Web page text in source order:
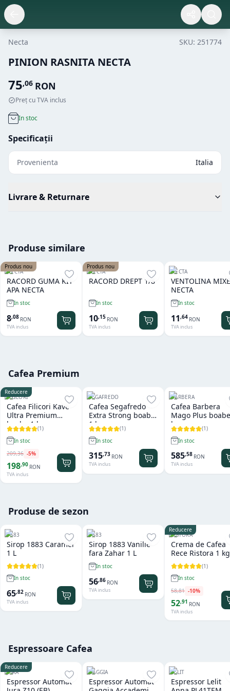
Necta SKU: 251774
PINION RASNITA NECTA
75,06 RON
Preț cu TVA inclus
In stoc
Specificații
Provenienta Italia
Livrare & Returnare
Produse similare
Produs nou
NECTA
RACORD GUMA KIT
APA NECTA
In stoc
8,08 RON
TVA inclus
Produs nou
NECTA
RACORD DREPT 1/8
In stoc
10,15 RON
TVA inclus
NECTA
VENTOLINA
NECTA
In stoc
11,64 RON
TVA inclus
Cafea Premium
Reducere
FILICORI
Cafea Filicori Kave
Ultra Premium
boabe 1 kg
(1)
In stoc
209,36 -5%
198,90 RON
TVA inclus
SEGAFREDO
Cafea Segafredo
Extra Strong boabe
1 kg
(1)
In stoc
315,73 RON
TVA inclus
BARBERA
Cafea Barbera
Mago Plus
kg
(1)
In stoc
585,58 RON
TVA inclus
Produse de sezon
1883
Sirop 1883 Caramel
1 L
(1)
In stoc
65,82 RON
TVA inclus
1883
Sirop 1883 Vanilie
fara Zahar 1 L
In stoc
56,86 RON
TVA inclus
Reducere
RISTORA
Crema de Cafea
Rece Ristora 1 kg
(1)
In stoc
58,81 -10%
52,91 RON
TVA inclus
Espressoare Cafea
Reducere
JURA
Espressor Automat
GAGGIA
Espressor Automat
LELIT
Espressor Lelit